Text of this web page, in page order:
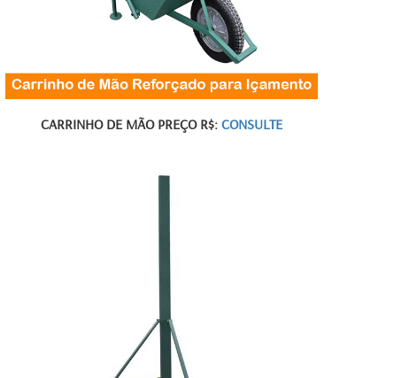
CARRINHO DE MÃO PREÇO R$: CONSULTE